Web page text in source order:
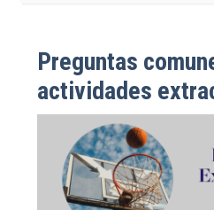
Preguntas
actividades